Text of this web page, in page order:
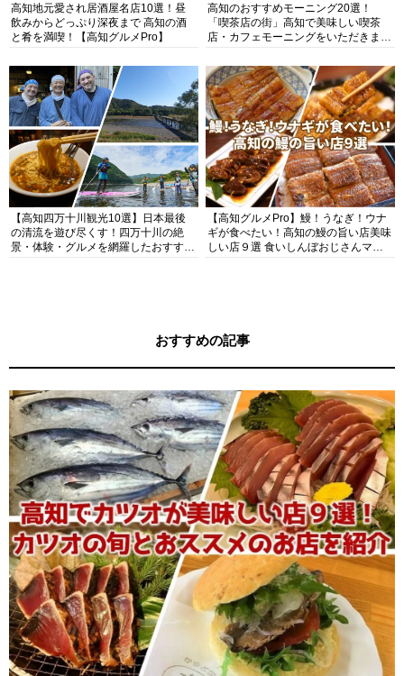
高知地元愛され居酒屋名店10選！昼
飲みからどっぷり深夜まで 高知の酒
と肴を満喫！【高知グルメPro】
高知のおすすめモーニング20選！
「喫茶店の街」高知で美味しい喫茶
店・カフェモーニングをいただきま
【高知四万十川観光10選】日本最後
の清流を遊び尽くす！四万十川の絶
景・体験・グルメを網羅したおすすめ
【高知グルメPro】鰻！うなぎ！ウナ
ギが食べたい！高知の鰻の旨い店美味
しい店９選 食いしんぼおじさんマッ
おすすめの記事